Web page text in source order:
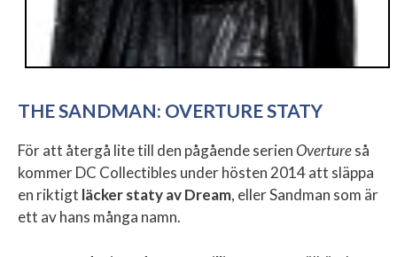
THE SANDMAN: OVERTURE STATY
För att återgå lite till den pågående serienOvertureså
kommer DC Collectibles under hösten 2014 att släppa
en riktigt läcker staty av Dream, eller Sandman som är
ett av hans många namn.